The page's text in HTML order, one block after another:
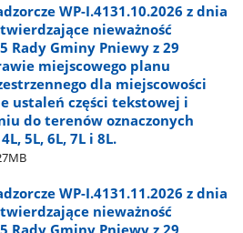
WP-I.4131.10.2026 z dnia
nieważność
Rady Gminy Pniewy z 29
miejscowego planu
dla miejscowości
ustaleń części tekstowej i
do terenów oznaczonych
5L, 6L, 7L i 8L.
WP-I.4131.11.2026 z dnia
nieważność